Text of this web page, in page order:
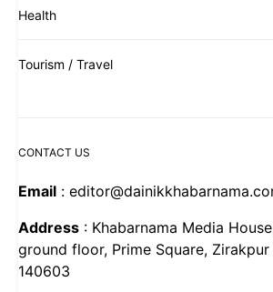
Health
Tourism / Travel
CONTACT US
Email :
Address : Khabarnama Media
ground floor, Prime Square, Zirakpur
140603